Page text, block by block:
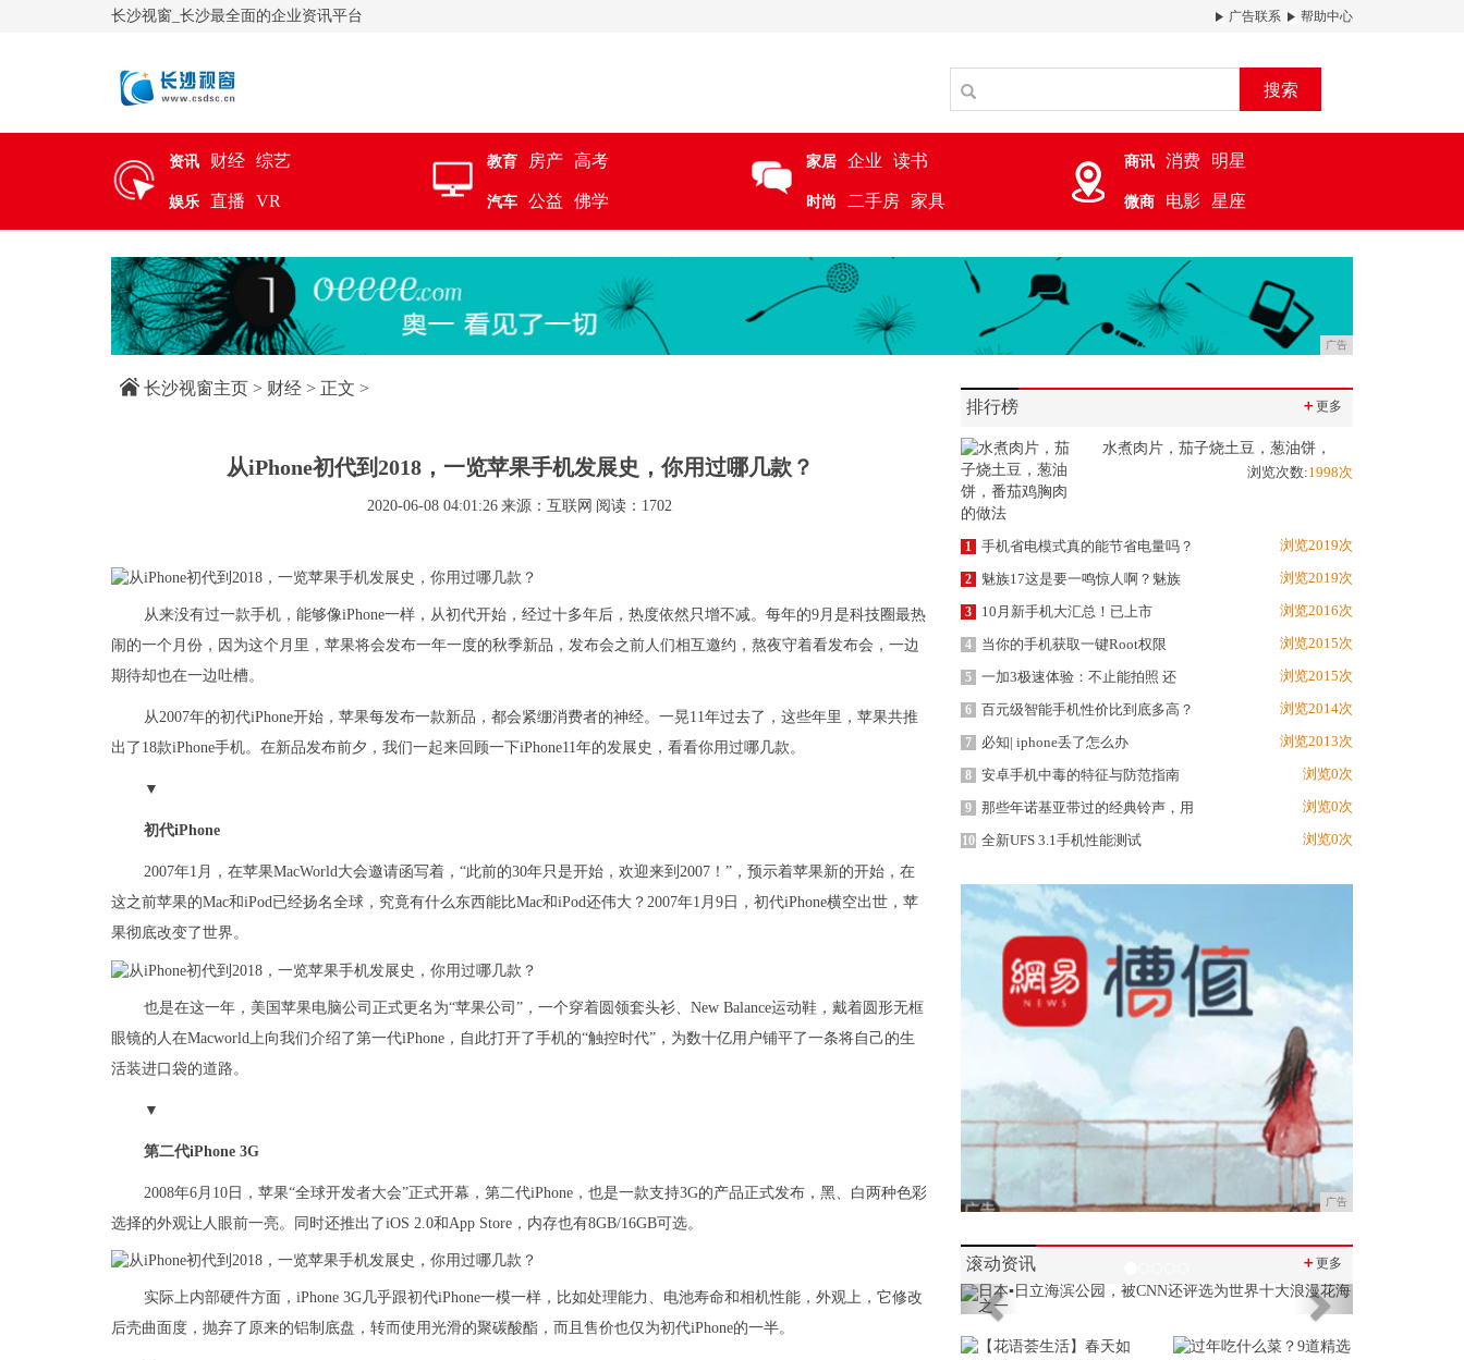
长沙视窗_长沙最全面的企业资讯平台 广告联系 帮助中心
搜索
资讯 财经 综艺
娱乐 直播 VR
教育 房产 高考
汽车 公益 佛学
家居 企业 读书
时尚 二手房 家具
商讯 消费 明星
微商 电影 星座
广告
长沙视窗主页 > 财经 > 正文 >
从iPhone初代到2018，一览苹果手机发展史，你用过哪几款？
2020-06-08 04:01:26 来源：互联网 阅读：1702
从来没有过一款手机，能够像iPhone一样，从初代开始，经过十多年后，热度依然只增不减。每年的9月是科技圈最热
闹的一个月份，因为这个月里，苹果将会发布一年一度的秋季新品，发布会之前人们相互邀约，熬夜守着看发布会，一边
期待却也在一边吐槽。
从2007年的初代iPhone开始，苹果每发布一款新品，都会紧绷消费者的神经。一晃11年过去了，这些年里，苹果共推
出了18款iPhone手机。在新品发布前夕，我们一起来回顾一下iPhone11年的发展史，看看你用过哪几款。
▼
初代iPhone
2007年1月，在苹果MacWorld大会邀请函写着，“此前的30年只是开始，欢迎来到2007！”，预示着苹果新的开始，在
这之前苹果的Mac和iPod已经扬名全球，究竟有什么东西能比Mac和iPod还伟大？2007年1月9日，初代iPhone横空出世，苹
果彻底改变了世界。
也是在这一年，美国苹果电脑公司正式更名为“苹果公司”，一个穿着圆领套头衫、New Balance运动鞋，戴着圆形无框
眼镜的人在Macworld上向我们介绍了第一代iPhone，自此打开了手机的“触控时代”，为数十亿用户铺平了一条将自己的生
活装进口袋的道路。
▼
第二代iPhone 3G
2008年6月10日，苹果“全球开发者大会”正式开幕，第二代iPhone，也是一款支持3G的产品正式发布，黑、白两种色彩
选择的外观让人眼前一亮。同时还推出了iOS 2.0和App Store，内存也有8GB/16GB可选。
实际上内部硬件方面，iPhone 3G几乎跟初代iPhone一模一样，比如处理能力、电池寿命和相机性能，外观上，它修改
后壳曲面度，抛弃了原来的铝制底盘，转而使用光滑的聚碳酸酯，而且售价也仅为初代iPhone的一半。
排行榜 ＋更多
水煮肉片，茄子烧土豆，葱油饼，
浏览次数:1998次
1 手机省电模式真的能节省电量吗？ 浏览2019次
2 魅族17这是要一鸣惊人啊？魅族 浏览2019次
3 10月新手机大汇总！已上市 浏览2016次
4 当你的手机获取一键Root权限 浏览2015次
5 一加3极速体验：不止能拍照 还 浏览2015次
6 百元级智能手机性价比到底多高？ 浏览2014次
7 必知| iphone丢了怎么办 浏览2013次
8 安卓手机中毒的特征与防范指南 浏览0次
9 那些年诺基亚带过的经典铃声，用 浏览0次
10 全新UFS 3.1手机性能测试 浏览0次
广告
滚动资讯 ＋更多
Previous Next